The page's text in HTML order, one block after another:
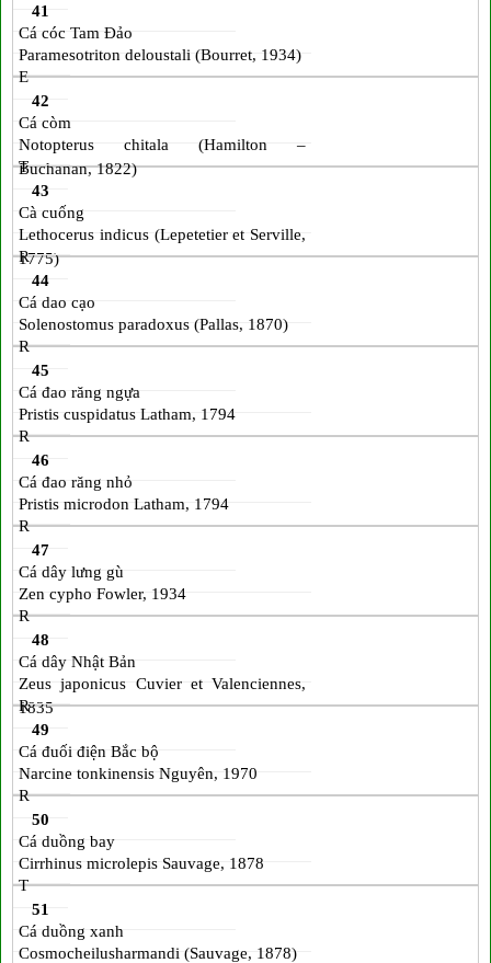
41
Cá cóc Tam Đảo
Paramesotriton deloustali (Bourret, 1934)
E
42
Cá còm
Notopterus chitala (Hamilton –
Buchanan, 1822)
T
43
Cà cuống
Lethocerus indicus (Lepetetier et Serville,
1775)
R
44
Cá dao cạo
Solenostomus paradoxus (Pallas, 1870)
R
45
Cá đao răng ngựa
Pristis cuspidatus Latham, 1794
R
46
Cá đao răng nhỏ
Pristis microdon Latham, 1794
R
47
Cá dây lưng gù
Zen cypho Fowler, 1934
R
48
Cá dây Nhật Bản
Zeus japonicus Cuvier et Valenciennes,
1835
R
49
Cá đuối điện Bắc bộ
Narcine tonkinensis Nguyên, 1970
R
50
Cá duồng bay
Cirrhinus microlepis Sauvage, 1878
T
51
Cá duồng xanh
Cosmocheilusharmandi (Sauvage, 1878)